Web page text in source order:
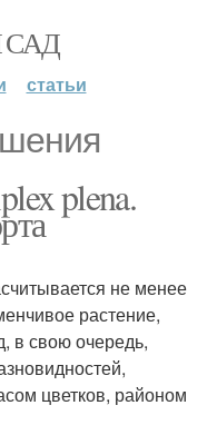
статьи
plena.
не менее
растение,
в свою очередь,
цветков, районом